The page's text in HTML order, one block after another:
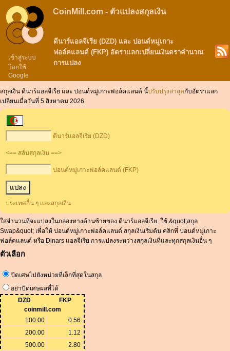
เข้าสู่ระบบ
โดยใช้
Google
CoinMill.com - ตัวแปลงสกุลเงิน
ดีนาร์แอลจีเรีย (DZD) และ ปอนด์หมู่เกาะ
ฟอล์คแลนด์ (FKP) อัตราแลกเปลี่ยนเงินตราคำนวณ
การแปลง
สกุลเงิน ดีนาร์แอลจีเรีย และ ปอนด์หมู่เกาะฟอล์คแลนด์ นี้ปรับปรุงล่าสุดกับอัตราแลก
เปลี่ยนเมื่อวันที่ 5 สิงหาคม 2026.
ดีนาร์แอลจีเรีย (DZD)
<== สลับสกุลเงิน ==>
ปอนด์หมู่เกาะฟอล์คแลนด์ (FKP)
ประเทศอื่น ๆ และสกุลเงิน
ใส่จำนวนที่จะแปลงในกล่องทางด้านซ้ายของ ดีนาร์แอลจีเรีย. ใช้ &quot;สกุล
Swap&quot; เพื่อให้ ปอนด์หมู่เกาะฟอล์คแลนด์ สกุลเงินเริ่มต้น คลิกที่ ปอนด์หมู่เกาะ
ฟอล์คแลนด์ หรือ Dinars แอลจีเรีย การแปลงระหว่างสกุลเงินที่และทุกสกุลเงินอื่น ๆ
ตัวเลือก
ปัดเศษไปยังหน่วยที่เล็กที่สุดในสกุล
อย่าปัดเศษผลที่ได้
DZD
FKP
coinmill.com
100.00
0.56
200.00
1.12
500.00
2.80